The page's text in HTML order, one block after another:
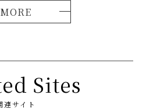
Sites
連サイト